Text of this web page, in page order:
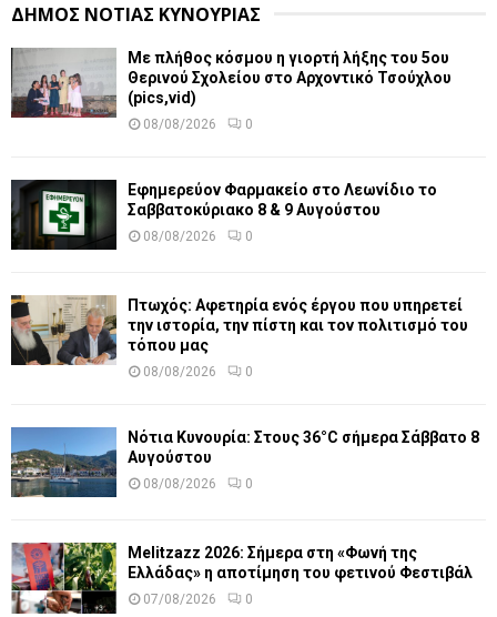
ΔΗΜΟΣ ΝΟΤΙΑΣ ΚΥΝΟΥΡΙΑΣ
Με πλήθος κόσμου η γιορτή λήξης του 5ου
Θερινού Σχολείου στο Αρχοντικό Τσούχλου
(pics,vid)
08/08/2026 0
Εφημερεύον Φαρμακείο στο Λεωνίδιο το
Σαββατοκύριακο 8 & 9 Αυγούστου
08/08/2026 0
Πτωχός: Αφετηρία ενός έργου που υπηρετεί
την ιστορία, την πίστη και τον πολιτισμό του
τόπου μας
08/08/2026 0
Νότια Κυνουρία: Στους 36°C σήμερα Σάββατο 8
Αυγούστου
08/08/2026 0
Melitzazz 2026: Σήμερα στη «Φωνή της
Ελλάδας» η αποτίμηση του φετινού Φεστιβάλ
07/08/2026 0